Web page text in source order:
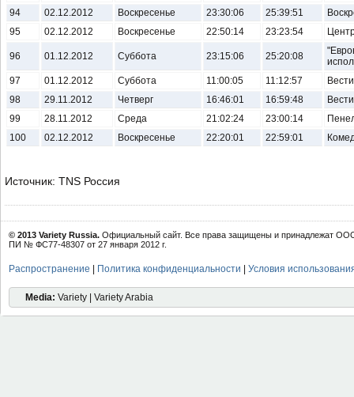
94
02.12.2012 Воскресенье 23:30:06 25:39:51
95
02.12.2012 Воскресенье 22:50:14 23:23:54
96 01.12.2012 Суббота 23:15:06 25:20:08
97
01.12.2012 Суббота 11:00:05 11:12:57
98
29.11.2012 Четверг 16:46:01 16:59:48
99
28.11.2012 Среда 21:02:24 23:00:14
100
02.12.2012 Воскресенье 22:20:01 22:59:01
Источник: TNS Россия
© 2013 Variety Russia. Официальный сайт. Все права защищены и принадлежат
ПИ № ФС77-48307 от 27 января 2012 г.
Распространение Политика конфиденциальности Условия
Media: Variety | Variety Arabia